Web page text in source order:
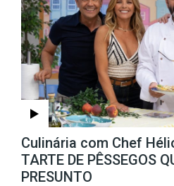
Culinária com Chef
TARTE DE PÊSSEGOS
PRESUNTO